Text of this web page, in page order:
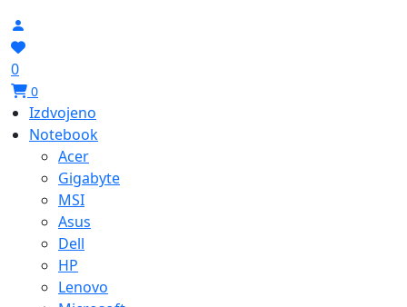
0
0
Izdvojeno
Notebook
Acer
Gigabyte
MSI
Asus
Dell
HP
Lenovo